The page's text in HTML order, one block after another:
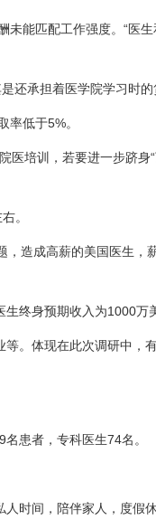
能匹配工作强度。“医生
承担着医学院学习时的
低于5%。
培训，若要进一步跻身
。
造成高薪的美国医生，
终身预期收入为1000万
。体现在此次调研中，
患者，专科医生74名。
时间，陪伴家人，度假